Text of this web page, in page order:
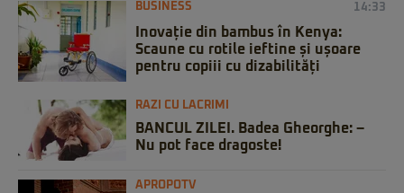
BUSINESS 14:33
Inovație din bambus în Kenya:
Scaune cu rotile ieftine și ușoare
pentru copiii cu dizabilități
RAZI CU LACRIMI
BANCUL ZILEI. Badea Gheorghe: –
Nu pot face dragoste!
APROPOTV